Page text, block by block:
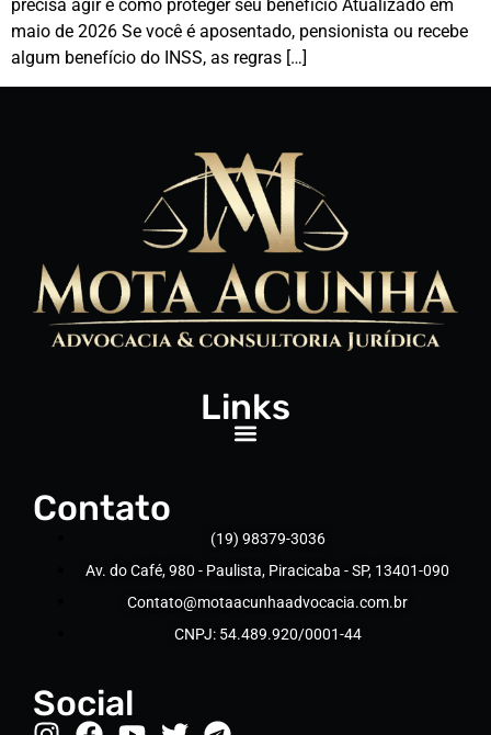
precisa agir e como proteger seu benefício Atualizado em
maio de 2026 Se você é aposentado, pensionista ou recebe
algum benefício do INSS, as regras […]
Links
Contato
(19) 98379-3036
Av. do Café, 980 - Paulista, Piracicaba - SP, 13401-090
Contato@motaacunhaadvocacia.com.br
CNPJ: 54.489.920/0001-44
Social